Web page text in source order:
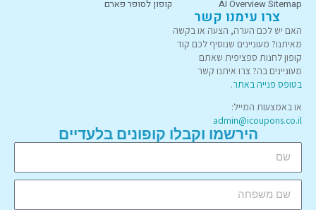
AI Overview Sitemap
קופון לסופר פארם
צרו עימנו קשר
האם יש לכם הערה, הצעה או בקשה
מאיתנו? מעוניינים שנוסיף לכם קוד
קופון לחנות ספציפית שאתם
מעוניינים בה? צרו איתנו קשר
בטופס פנייה באתר.
או באמצעות המייל:
admin@icoupons.co.il
הירשמו וקבלו קופונים בלעדיים